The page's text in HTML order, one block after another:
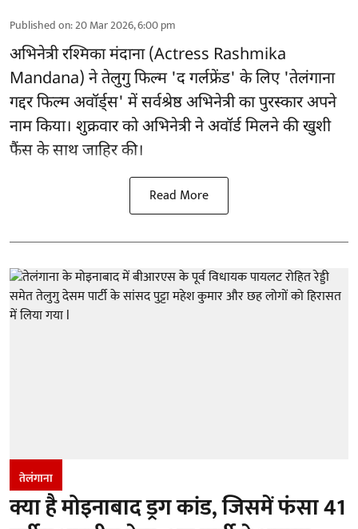
Published on:20 Mar 2026, 6:00 pm
अभिनेत्री रश्मिका मंदाना(Actress Rashmika
Mandana) ने तेलुगु फिल्म 'द गर्लफ्रेंड' के लिए 'तेलंगाना
गद्दर फिल्म अवॉर्ड्स' में सर्वश्रेष्ठ अभिनेत्री का पुरस्कार अपने
नाम किया। शुक्रवार को अभिनेत्री ने अवॉर्ड मिलने की खुशी
फैंस के साथ जाहिर की।
Read More
तेलंगाना
क्या है मोइनाबाद ड्रग कांड, जिसमें फंसा 41